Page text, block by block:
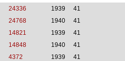
24336 1939 41
24768 1940 41
14821 1939 41
14848 1940 41
4372 1939 41